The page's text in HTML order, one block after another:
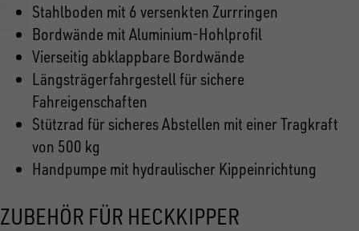
Stahlboden mit 6 versenkten Zurrringen
Bordwände mit Aluminium-Hohlprofil
Vierseitig abklappbare Bordwände
Längsträgerfahrgestell für sichere
Fahreigenschaften
Stützrad für sicheres Abstellen mit einer Tragkraft
von 500 kg
Handpumpe mit hydraulischer Kippeinrichtung
ZUBEHÖR FÜR HECKKIPPER